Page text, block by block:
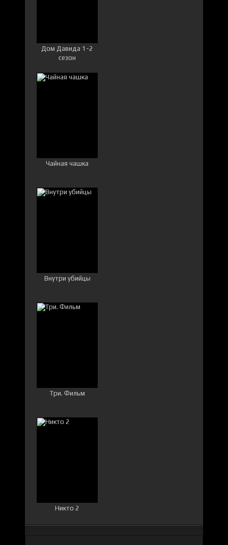
Дом Давида 1-2
сезон
Чайная чашка
Внутри убийцы
Три. Фильм
Никто 2